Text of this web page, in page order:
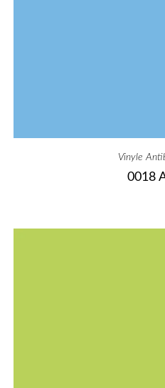
Vinyle
0018